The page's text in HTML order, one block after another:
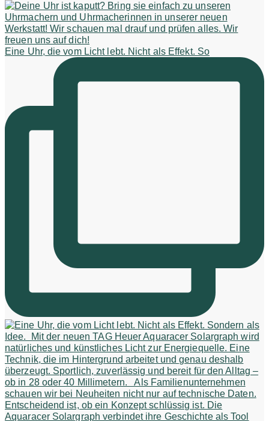
Eine Uhr, die vom Licht lebt. Nicht als Effekt. So